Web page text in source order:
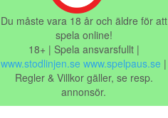
Du måste vara 18 år och äldre för att
spela online!
18+ | Spela ansvarsfullt |
www.stodlinjen.se www.spelpaus.se |
Regler & Villkor gäller, se resp.
annonsör.